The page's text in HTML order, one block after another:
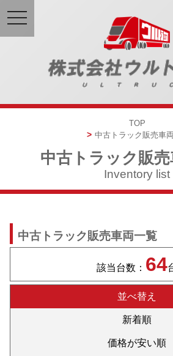
TOP
中古トラック販売車
中古トラック販
Inventory list
中古トラック販売車両一覧
該当台数： 64
並べ替え
新着順
価格が安い順
toggle
navigation